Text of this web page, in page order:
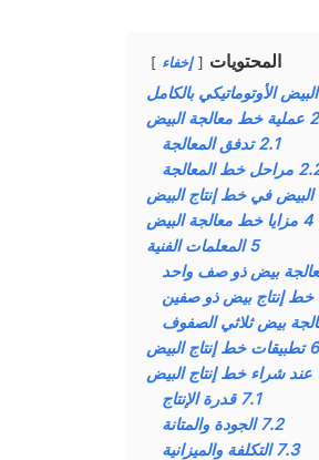
المحتويات إخفاء
الأوتوماتيكي بالكامل
2 عملية خط معالجة البيض
2.1 تدفق المعالجة
مراحل خط المعالجة
في خط إنتاج البيض
4 مزايا خط معالجة البيض
5 المعلمات الفنية
بيض ذو صف واحد
خط إنتاج بيض ذو صفين
بيض ثلاثي الصفوف
6 تطبيقات خط إنتاج البيض
شراء خط إنتاج البيض
7.1 قدرة الإنتاج
7.2 الجودة والمتانة
7.3 التكلفة والميزانية